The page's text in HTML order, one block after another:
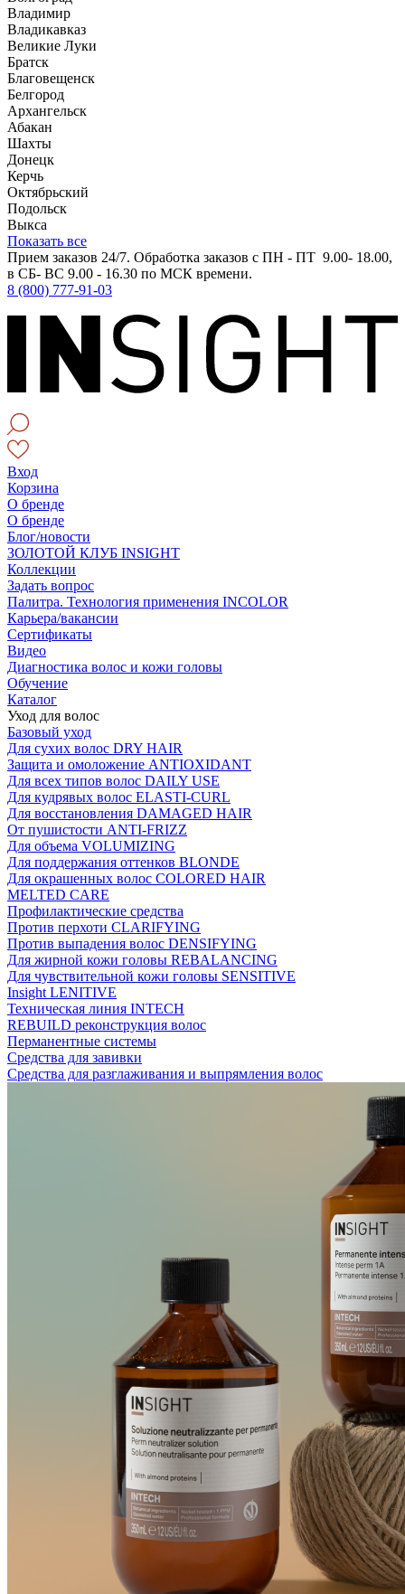
Владимир
Владикавказ
Великие Луки
Братск
Благовещенск
Белгород
Архангельск
Абакан
Шахты
Донецк
Керчь
Октябрьский
Подольск
Выкса
Показать все
Прием заказов 24/7. Обработка заказов с ПН - ПТ 9.00- 18.00,
в СБ- ВС 9.00 - 16.30 по МСК времени.
8 (800) 777-91-03
Вход
Корзина
О бренде
О бренде
Блог/новости
ЗОЛОТОЙ КЛУБ INSIGHT
Коллекции
Задать вопрос
Палитра. Технология применения INCOLOR
Карьера/вакансии
Сертификаты
Видео
Диагностика волос и кожи головы
Обучение
Каталог
Уход для волос
Базовый уход
Для сухих волос DRY HAIR
Защита и омоложение ANTIOXIDANT
Для всех типов волос DAILY USE
Для кудрявых волос ELASTI-CURL
Для восстановления DAMAGED HAIR
От пушистости ANTI-FRIZZ
Для объема VOLUMIZING
Для поддержания оттенков BLONDE
Для окрашенных волос COLORED HAIR
MELTED CARE
Профилактические средства
Против перхоти CLARIFYING
Против выпадения волос DENSIFYING
Для жирной кожи головы REBALANCING
Для чувствительной кожи головы SENSITIVE
Insight LENITIVE
Техническая линия INTECH
REBUILD реконструкция волос
Перманентные системы
Средства для завивки
Средства для разглаживания и выпрямления волос